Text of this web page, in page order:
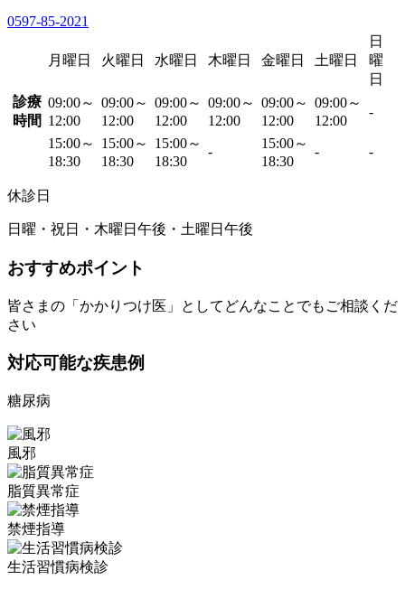
0597-85-2021
月曜日 火曜日 水曜日 木曜日 金曜日 土曜日
日
曜
日
診療
時間
09:00～
12:00
09:00～
12:00
09:00～
12:00
09:00～
12:00
09:00～
12:00
09:00～
12:00
-
15:00～
18:30
15:00～
18:30
15:00～
18:30
-
15:00～
18:30
- -
休診日
日曜・祝日・木曜日午後・土曜日午後
おすすめポイント
皆さまの「かかりつけ医」としてどんなことでもご相談くだ
さい
対応可能な疾患例
糖尿病
風邪
脂質異常症
禁煙指導
生活習慣病検診